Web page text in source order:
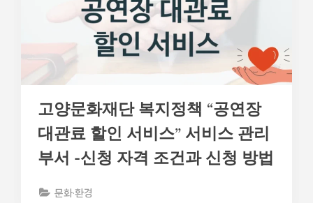
고양문화재단 복지정책 “공연장
대관료 할인 서비스” 서비스 관리
부서 -신청 자격 조건과 신청 방법
문화·환경